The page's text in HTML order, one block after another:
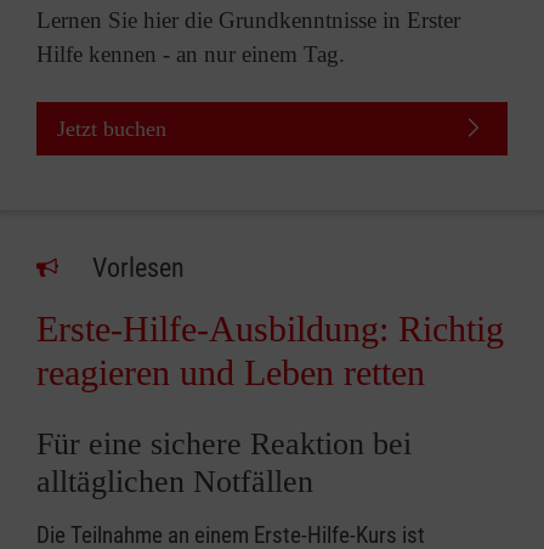
Lernen Sie hier die Grundkenntnisse in Erster
Hilfe kennen - an nur einem Tag.
Jetzt buchen
Vorlesen
Erste-Hilfe-Ausbildung: Richtig
reagieren und Leben retten
Für eine sichere Reaktion bei
alltäglichen Notfällen
Die Teilnahme an einem Erste-Hilfe-Kurs ist